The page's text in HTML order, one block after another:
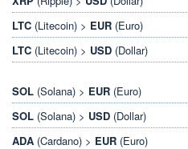
LTC (Litecoin) > EUR (Euro)
LTC (Litecoin) > USD (Dollar)
SOL (Solana) > EUR (Euro)
SOL (Solana) > USD (Dollar)
ADA (Cardano) > EUR (Euro)